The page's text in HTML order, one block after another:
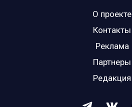
О проекте
Контакты
Реклама
Партнеры
Редакция